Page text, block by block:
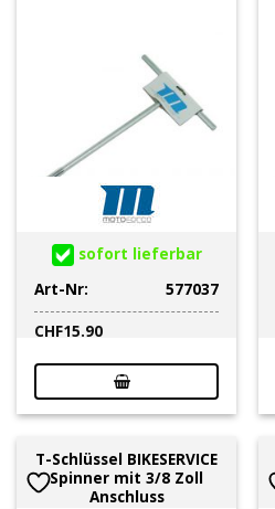
sofort lieferbar
Art-Nr:
577037
CHF15.90
T-Schlüssel BIKESERVICE
Spinner mit 3/8 Zoll
Anschluss